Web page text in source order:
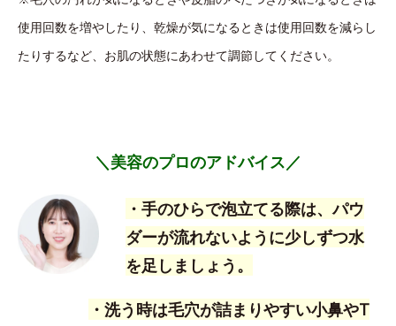
使用回数を増やしたり、乾燥が気になるときは使用回数を減らし
たりするなど、お肌の状態にあわせて調節してください。
＼美容のプロのアドバイス／
・手のひらで泡立てる際は、パウ
ダーが流れないように少しずつ水
を足しましょう。
・洗う時は毛穴が詰まりやすい小鼻やT